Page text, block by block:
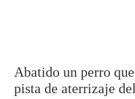
Abatido un perro
pista de aterrizaje